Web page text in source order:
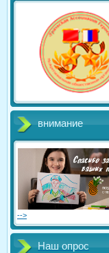
внимание
-->
Наш опрос